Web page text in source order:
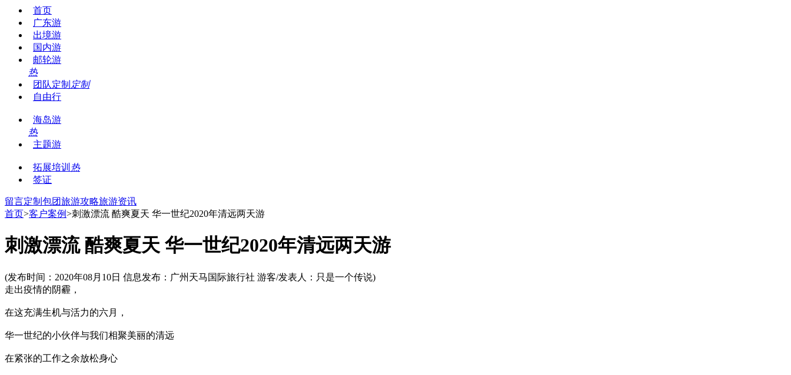
首页
广东游
出境游
国内游
邮轮游
热
团队定制 定制
自由行
海岛游
热
主题游
拓展培训 热
签证
留言定制包团旅游攻略旅游资讯
首页>客户案例>刺激漂流 酷爽夏天 华一世纪2020年清远两天游
刺激漂流 酷爽夏天 华一世纪2020年清远两天游
(发布时间：2020年08月10日 信息发布：广州天马国际旅行社 游客/发表人：只是一个传说)
走出疫情的阴霾，
在这充满生机与活力的六月，
华一世纪的小伙伴与我们相聚美丽的清远
在紧张的工作之余放松身心